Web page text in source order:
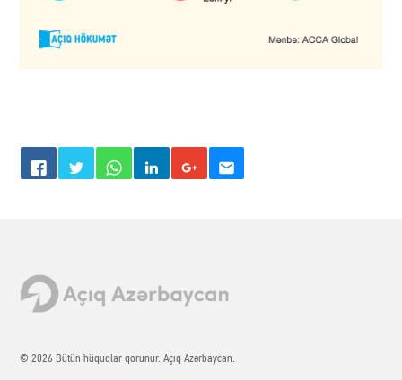
© 2026 Bütün hüquqlar qorunur. Açıq Azərbaycan.